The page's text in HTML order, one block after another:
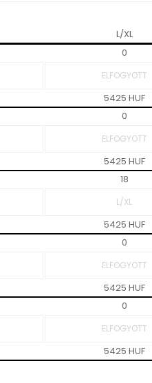
L/XL
0
5425 HUF
0
5425 HUF
18
5425 HUF
0
5425 HUF
0
5425 HUF